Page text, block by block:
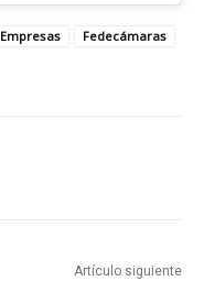
Empresas
Fedecámaras
Artículo siguiente